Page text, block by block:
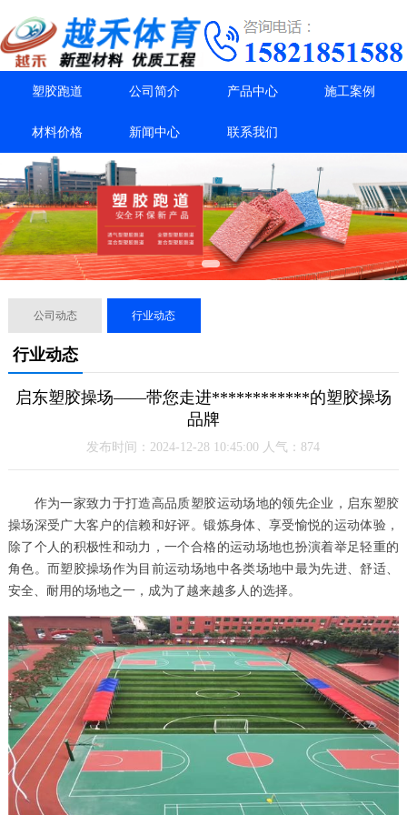
塑胶跑道 公司简介 产品中心 施工案例
材料价格 新闻中心 联系我们
公司动态 行业动态
行业动态
启东塑胶操场——带您走进************的塑胶操场
品牌
发布时间：2024-12-28 10:45:00 人气：874
作为一家致力于打造高品质塑胶运动场地的领先企业，启东塑胶
操场深受广大客户的信赖和好评。锻炼身体、享受愉悦的运动体验，
除了个人的积极性和动力，一个合格的运动场地也扮演着举足轻重的
角色。而塑胶操场作为目前运动场地中各类场地中最为先进、舒适、
安全、耐用的场地之一，成为了越来越多人的选择。